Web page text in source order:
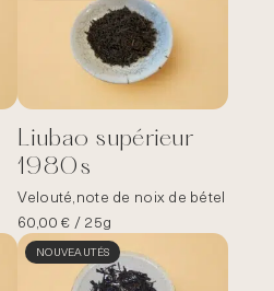
Liubao supérieur
1980s
Velouté,note de noix de bétel
60,00€ / 25g
NOUVEAUTÉS